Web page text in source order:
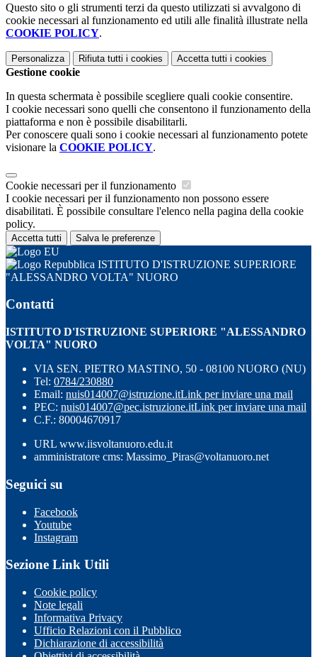
Questo sito o gli strumenti terzi da questo utilizzati si avvalgono di
cookie necessari al funzionamento ed utili alle finalità illustrate nella
COOKIE POLICY.
Personalizza Rifiuta tutti i cookies Accetta tutti i cookies
Gestione cookie
In questa schermata è possibile scegliere quali cookie consentire.
I cookie necessari sono quelli che consentono il funzionamento della
piattaforma e non è possibile disabilitarli.
Per conoscere quali sono i cookie necessari al funzionamento potete
visionare la COOKIE POLICY.
Cookie necessari per il funzionamento
I cookie necessari per il funzionamento non possono essere
disabilitati. È possibile consultare l'elenco nella pagina della cookie
policy.
Accetta tutti Salva le preferenze
ISTITUTO D'ISTRUZIONE SUPERIORE
"ALESSANDRO VOLTA" NUORO
Contatti
ISTITUTO D'ISTRUZIONE SUPERIORE "ALESSANDRO
VOLTA" NUORO
VIA SEN. PIETRO MASTINO, 50 - 08100 NUORO (NU)
Tel: 0784/230880
Email: nuis014007@istruzione.itLink per inviare una mail
PEC: nuis014007@pec.istruzione.itLink per inviare una mail
C.F.: 80004670917
URL www.iisvoltanuoro.edu.it
amministratore cms: Massimo_Piras@voltanuoro.net
Seguici su
Facebook
Youtube
Instagram
Sezione Link Utili
Cookie policy
Note legali
Informativa Privacy
Ufficio Relazioni con il Pubblico
Dichiarazione di accessibilità